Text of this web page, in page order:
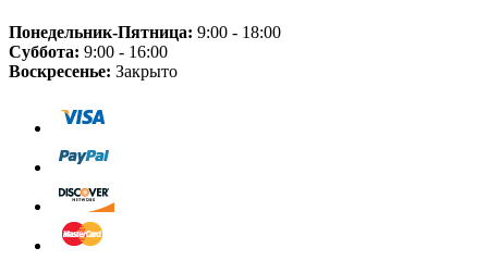
Понедельник-Пятница: 9:00 - 18:00
Суббота: 9:00 - 16:00
Воскресенье: Закрыто